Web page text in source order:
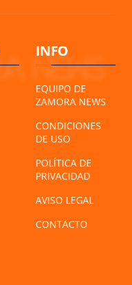
INFO
EQUIPO DE
ZAMORA NEWS
CONDICIONES
DE USO
POLÍTICA DE
PRIVACIDAD
AVISO LEGAL
CONTACTO